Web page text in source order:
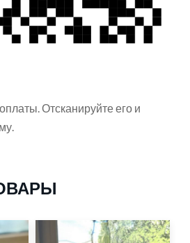
Отсканируйте его и